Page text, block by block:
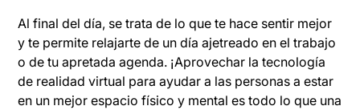
Al final del día, se trata de lo que te hace sentir mejor
y te permite relajarte de un día ajetreado en el trabajo
o de tu apretada agenda. ¡Aprovechar la tecnología
de realidad virtual para ayudar a las personas a estar
en un mejor espacio físico y mental es todo lo que una